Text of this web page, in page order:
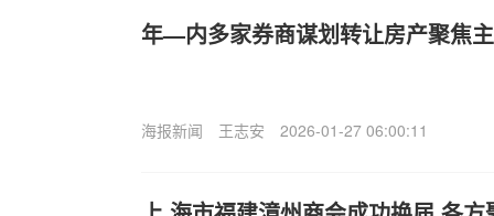
年—内多家券商谋划转让房产聚焦
海报新闻 王志安 2026-01-27 06:00:11